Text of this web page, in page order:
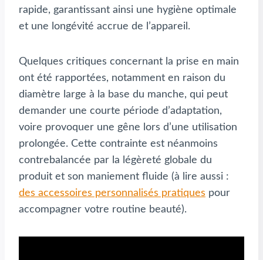
rapide, garantissant ainsi une hygiène optimale
et une longévité accrue de l’appareil.
Quelques critiques concernant la prise en main
ont été rapportées, notamment en raison du
diamètre large à la base du manche, qui peut
demander une courte période d’adaptation,
voire provoquer une gêne lors d’une utilisation
prolongée. Cette contrainte est néanmoins
contrebalancée par la légèreté globale du
produit et son maniement fluide (à lire aussi :
des accessoires personnalisés pratiques pour
accompagner votre routine beauté).